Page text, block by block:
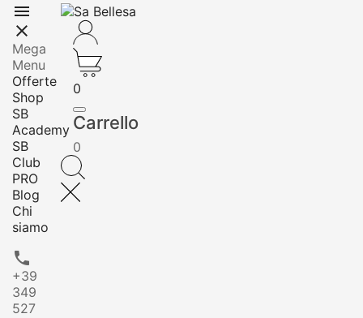


Mega
Menu
Offerte
Shop
SB
Academy
SB
Club
PRO
Blog
Chi
siamo

+39
349
527
0
Carrello
0